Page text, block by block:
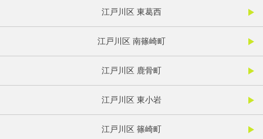
江戸川区 東葛西
江戸川区 南篠崎町
江戸川区 鹿骨町
江戸川区 東小岩
江戸川区 篠崎町